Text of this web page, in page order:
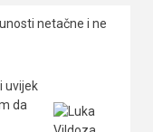
netačne i ne
uvijek
da